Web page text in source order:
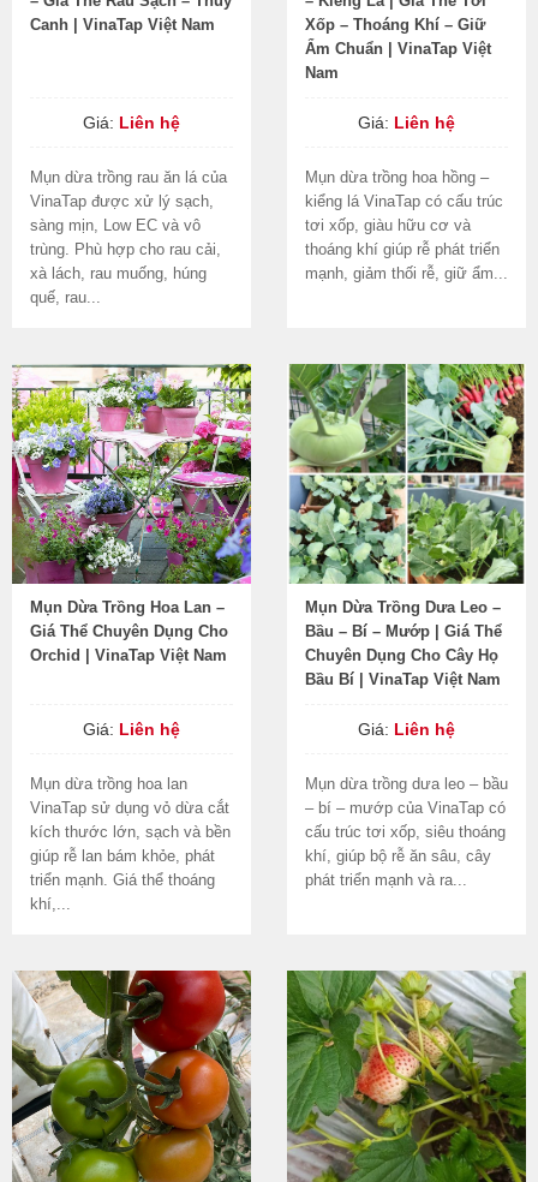
Canh | VinaTap Việt Nam
Giá: Liên hệ
Mụn dừa trồng rau ăn lá của
VinaTap được xử lý sạch,
sàng mịn, Low EC và vô
trùng. Phù hợp cho rau cải,
xà lách, rau muống, húng
quế, rau...
Xốp – Thoáng Khí – Giữ
Ẩm Chuẩn | VinaTap Việt
Nam
Giá: Liên hệ
Mụn dừa trồng hoa hồng –
kiểng lá VinaTap có cấu trúc
tơi xốp, giàu hữu cơ và
thoáng khí giúp rễ phát triển
mạnh, giảm thối rễ, giữ ẩm...
Mụn Dừa Trồng Hoa Lan –
Giá Thể Chuyên Dụng Cho
Orchid | VinaTap Việt Nam
Giá: Liên hệ
Mụn dừa trồng hoa lan
VinaTap sử dụng vỏ dừa cắt
kích thước lớn, sạch và bền
giúp rễ lan bám khỏe, phát
triển mạnh. Giá thể thoáng
khí,...
Mụn Dừa Trồng Dưa Leo –
Bầu – Bí – Mướp | Giá Thể
Chuyên Dụng Cho Cây Họ
Bầu Bí | VinaTap Việt Nam
Giá: Liên hệ
Mụn dừa trồng dưa leo – bầu
– bí – mướp của VinaTap có
cấu trúc tơi xốp, siêu thoáng
khí, giúp bộ rễ ăn sâu, cây
phát triển mạnh và ra...